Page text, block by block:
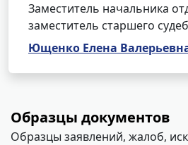
Заместитель начальника
заместитель старшего
Ющенко Елена
Образцы документов
Образцы заявлений, жалоб,